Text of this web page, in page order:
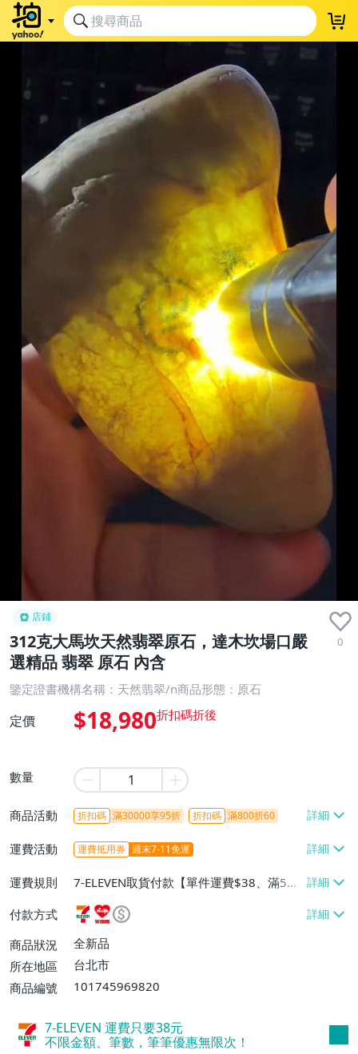
店鋪
312克大馬坎天然翡翠原石，達木坎場口嚴
選精品 翡翠 原石 內含
0
鑒定證書機構名稱：天然翡翠/n商品形態：原石
定價 $18,980
數量
商品活動 折扣碼 滿30000享95折 折扣碼 滿800折60
運費活動 運費抵用券 週末7-11免運
運費規則
7-ELEVEN取貨付款【單件運費$38、滿5件
或消費滿$1298免運費】、7-ELEVEN取貨
不付款【免運費】、萊爾富取貨付款【單件
運費$60、滿5件或消費滿$1298免運
費】、宅配/貨運【單件運費$120、滿5件
付款方式
商品狀況
全新品
所在地區
台北市
商品編號
101745969820
7-ELEVEN 運費只要38元
不限金額、筆數，筆筆優惠無限次！